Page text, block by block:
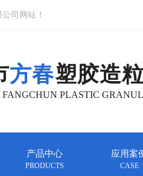
司网站！
方春塑胶造
PLASTIC
产品中心
PRODUCTS
应用案
CASE